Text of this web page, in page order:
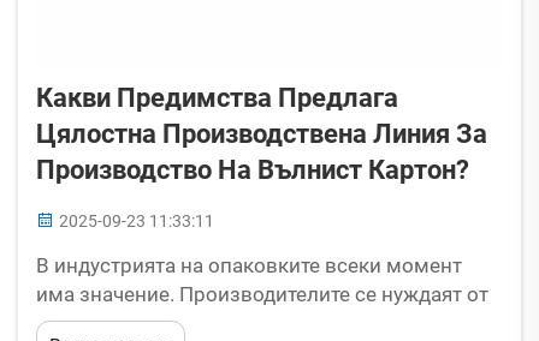
Какви Предимства Предлага
Цялостна Производствена Линия За
Производство На Вълнист Картон?
2025-09-23 11:33:11
В индустрията на опаковките всеки момент
има значение. Производителите се нуждаят от
решения, които не само ускоряват